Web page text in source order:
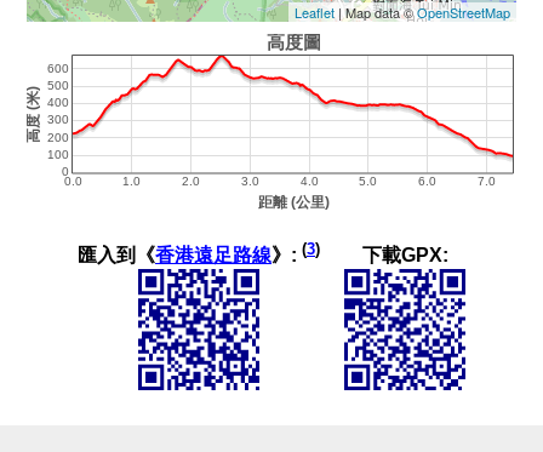
Leaflet| Map data ©OpenStreetMap
匯入到《香港遠足路線》: (3) 下載GPX: